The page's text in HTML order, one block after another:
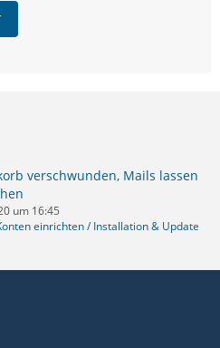
verschwunden, Mails lassen
um 16:45
einrichten / Installation & Update